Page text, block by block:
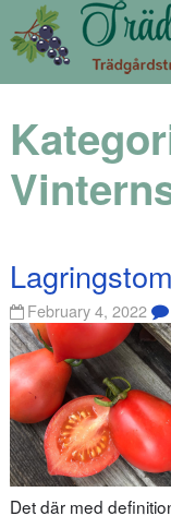
February 4, 2022
Det där med